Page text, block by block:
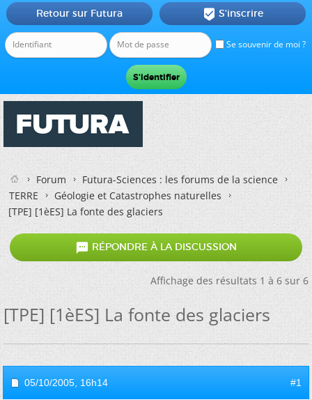
Se souvenir de moi ?
Retour sur Futura  S'inscrire
Forum
Futura-Sciences : les forums de la science
TERRE
Géologie et Catastrophes naturelles
[TPE] [1èES] La fonte des glaciers
 RÉPONDRE À LA DISCUSSION
Affichage des résultats 1 à 6 sur 6
[TPE] [1èES] La fonte des glaciers
05/10/2005, 16h14 #1